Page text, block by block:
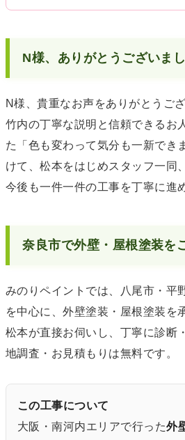
N様、ありがとうございま
N様、貴重なお声をありがとうご
竹内の丁寧な説明と信頼できるお
た「色も変わって気分も一新でき
けて、松本をはじめスタッフ一同
今後も一件一件の工事を丁寧に進
奈良市で外壁・屋根塗装を
みのりペイントでは、八尾市・平
を中心に、外壁塗装・屋根塗装を
松本が直接お伺いし、丁寧に診断
地調査・お見積もりは無料です。
この工事について
大阪・南河内エリアで行った外